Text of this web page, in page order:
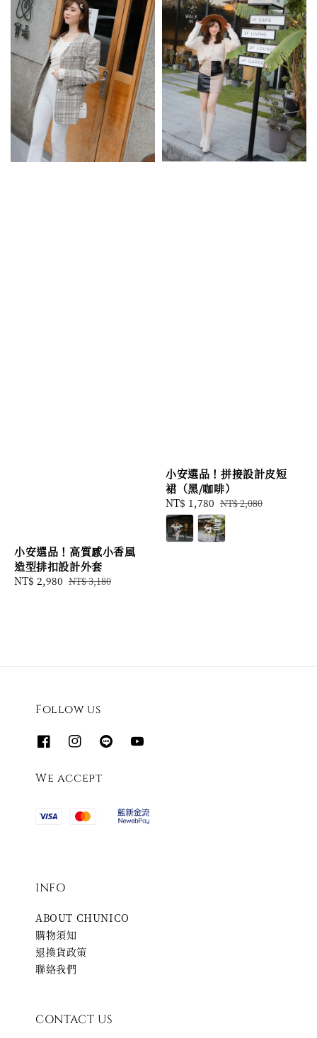
小安選品！高質感小香風
造型排扣設計外套
Sale
NT$ 2,980 Regular
NT$ 3,180
小安選品！拼接設計皮短
裙（黑/咖啡）
Sale
price
NT$ 1,780 Regular
price
NT$ 2,080
Follow us
We accept
INFO
ABOUT CHUNICO
購物須知
退換貨政策
聯絡我們
CONTACT US